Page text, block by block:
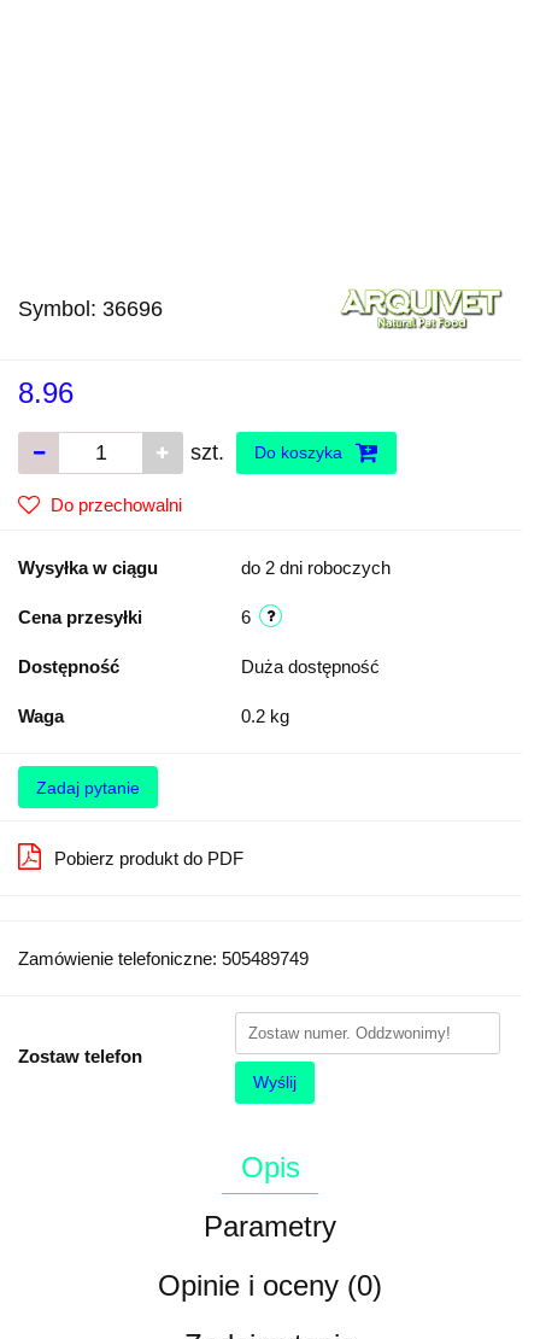
Symbol: 36696
8.96
szt. Do koszyka
Do przechowalni
Wysyłka w ciągu do 2 dni roboczych
Cena przesyłki 6
Dostępność Duża dostępność
Waga 0.2 kg
Zadaj pytanie
Pobierz produkt do PDF
Zamówienie telefoniczne: 505489749
Zostaw telefon
Wyślij
Opis
Parametry
Opinie i oceny (0)